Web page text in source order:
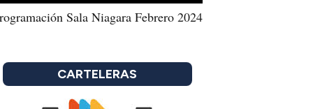
Sala Niagara Febrero 2024
CARTELERAS